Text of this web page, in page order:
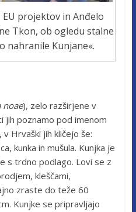
projektov in Anđelo
Tkon, ob ogledu stalne
nahranile Kunjane«.
noae), zelo razširjene v
jih poznamo pod imenom
Hrvaški jih kličejo še:
kunka in mušula. Kunjka je
s trdno podlago. Lovi se z
kleščami,
zraste do teže 60
Kunjke se pripravljajo